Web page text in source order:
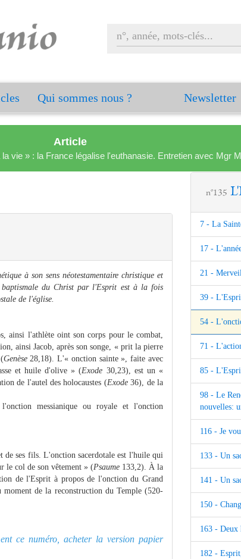
Qui sommes nous ? Newsletter
Article
vie » : la France légalise l'euthanasie. Entretien avec Mgr
à son sens néotestamentaire christique et
baptismale du Christ par l'Esprit est à la fois
de l'église.
ainsi l'athlète oint son corps pour le combat,
ainsi Jacob, après son songe, « prit la pierre
Genèse28,18). L'« onction sainte », faite avec
et huile d'olive » (Exode 30,23), est un «
de l'autel des holocaustes (Exode36), de la
messianique ou royale et l'onction
de ses fils. L'onction sacerdotale est l'huile qui
le col de son vêtement » (Psaume 133,2). À la
de l'Esprit à propos de l'onction du Grand
de la reconstruction du Temple (520-
ce numéro, acheter la version papier
n°135
7 - La
17 -
21 -
39 -
54 -
71 -
85 -
98 - Le
nouvelles:
116 - Je
133 - Un
141 - Un
150 -
163 - Deux
182 -